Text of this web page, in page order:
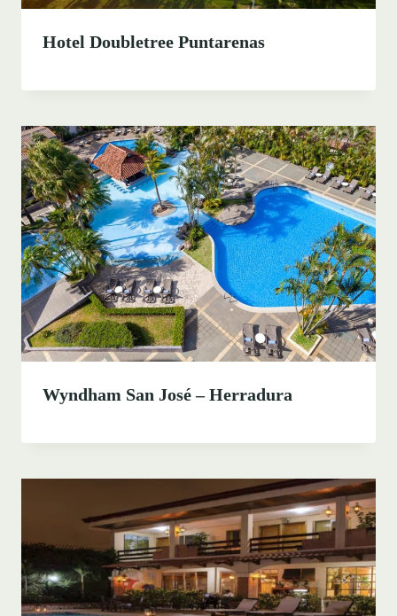
Hotel Doubletree Puntarenas
Wyndham San José – Herradura